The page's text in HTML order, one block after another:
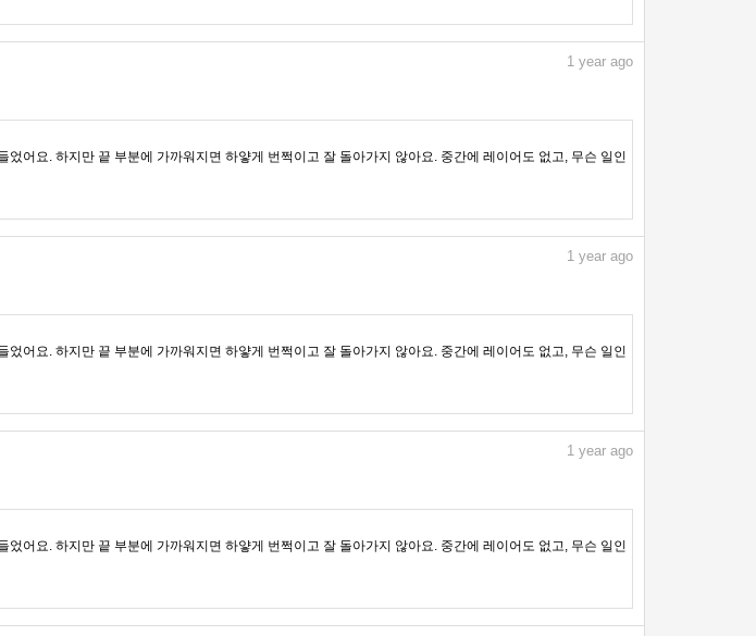
1 year ago
어요. 하지만 끝 부분에 가까워지면 하얗게 번쩍이고 잘 돌아가지 않아요. 중간에 레이어도 없고, 무슨 일인
1 year ago
어요. 하지만 끝 부분에 가까워지면 하얗게 번쩍이고 잘 돌아가지 않아요. 중간에 레이어도 없고, 무슨 일인
1 year ago
어요. 하지만 끝 부분에 가까워지면 하얗게 번쩍이고 잘 돌아가지 않아요. 중간에 레이어도 없고, 무슨 일인